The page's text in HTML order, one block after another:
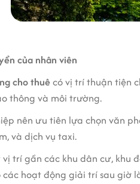
của nhân viên
cho thuêcó vị trí thuận tiện
thông và môi trường.
nên ưu tiên lựa chọn văn
và dịch vụ taxi.
vị trí gần các khu dân cư,
các hoạt động giải trí sau giờ